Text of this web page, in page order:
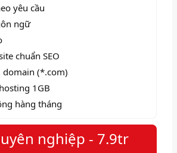
yêu cầu
ngữ
chuẩn SEO
domain (*.com)
1GB
hàng tháng
nghiệp - 7.9tr